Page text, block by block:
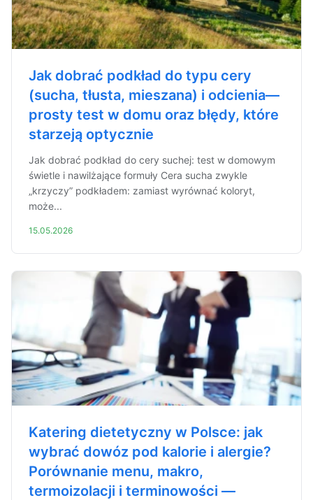
Jak dobrać podkład do typu cery
(sucha, tłusta, mieszana) i odcienia—
prosty test w domu oraz błędy, które
starzeją optycznie
Jak dobrać podkład do cery suchej: test w domowym
świetle i nawilżające formuły Cera sucha zwykle
„krzyczy” podkładem: zamiast wyrównać koloryt,
może...
15.05.2026
Katering dietetyczny w Polsce: jak
wybrać dowóz pod kalorie i alergie?
Porównanie menu, makro,
termoizolacji i terminowości —